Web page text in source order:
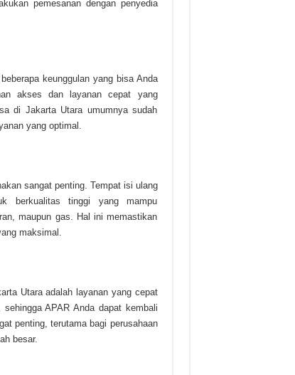
pemesanan dengan penyedia
keunggulan yang bisa Anda
akses dan layanan cepat yang
di Jakarta Utara umumnya sudah
yang optimal.
sangat penting. Tempat isi ulang
berkualitas tinggi yang mampu
maupun gas. Hal ini memastikan
maksimal.
Utara adalah layanan yang cepat
APAR Anda dapat kembali
penting, terutama bagi perusahaan
besar.